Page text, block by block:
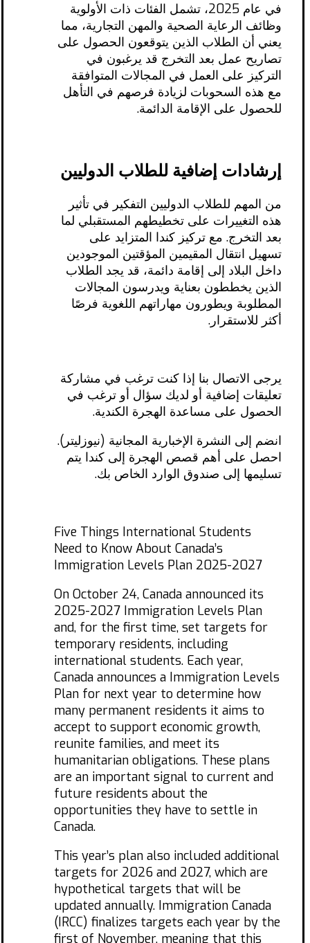
في عام 2025، تشمل الفئات ذات الأولوية
وظائف الرعاية الصحية والمهن التجارية، مما
يعني أن الطلاب الذين يتوقعون الحصول على
تصاريح عمل بعد التخرج قد يرغبون في
التركيز على العمل في المجالات المتوافقة
مع هذه السحوبات لزيادة فرصهم في التأهل
للحصول على الإقامة الدائمة.
إرشادات إضافية للطلاب الدوليين
من المهم للطلاب الدوليين التفكير في تأثير
هذه التغييرات على تخطيطهم المستقبلي لما
بعد التخرج. مع تركيز كندا المتزايد على
تسهيل انتقال المقيمين المؤقتين الموجودين
داخل البلاد إلى إقامة دائمة، قد يجد الطلاب
الذين يخططون بعناية ويدرسون المجالات
المطلوبة ويطورون مهاراتهم اللغوية فرصًا
أكثر للاستقرار.
يرجى الاتصال بنا إذا كنت ترغب في مشاركة
تعليقات إضافية أو لديك سؤال أو ترغب في
الحصول على مساعدة الهجرة الكندية.
انضم إلى النشرة الإخبارية المجانية (نيوزليتر).
احصل على أهم قصص الهجرة إلى كندا يتم
تسليمها إلى صندوق الوارد الخاص بك.
Five Things International Students
Need to Know About Canada’s
Immigration Levels Plan 2025-2027
On October 24, Canada announced its
2025-2027 Immigration Levels Plan
and, for the first time, set targets for
temporary residents, including
international students. Each year,
Canada announces a Immigration Levels
Plan for next year to determine how
many permanent residents it aims to
accept to support economic growth,
reunite families, and meet its
humanitarian obligations. These plans
are an important signal to current and
future residents about the
opportunities they have to settle in
Canada.
This year’s plan also included additional
targets for 2026 and 2027, which are
hypothetical targets that will be
updated annually. Immigration Canada
(IRCC) finalizes targets each year by the
first of November, meaning that this